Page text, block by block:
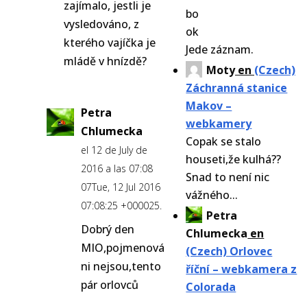
Jede záznam.
Motyen (Czech)
Záchranná stanice
Makov –
webkamery
Copak se stalo
houseti,že kulhá??
Snad to není nic
vážného...
Petra
Chlumecka en
(Czech) Orlovec
říční – webkamera z
Colorada
zajímalo, jestli je
vysledováno, z
kterého vajíčka je
mládě v hnízdě?
Petra
Chlumecka
el 12 de July de
2016 a las 07:08
07Tue, 12 Jul 2016
07:08:25 +000025.
Dobrý den
MIO,pojmenová
ni nejsou,tento
pár orlovců